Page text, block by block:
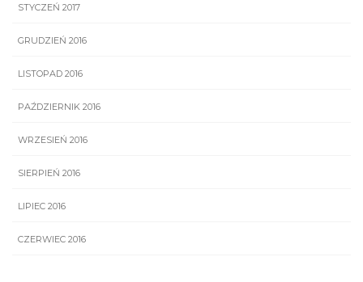
STYCZEŃ 2017
GRUDZIEŃ 2016
LISTOPAD 2016
PAŹDZIERNIK 2016
WRZESIEŃ 2016
SIERPIEŃ 2016
LIPIEC 2016
CZERWIEC 2016